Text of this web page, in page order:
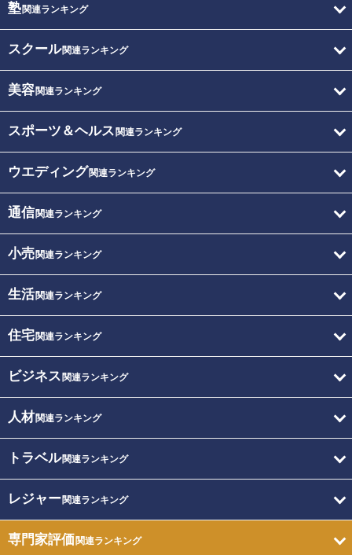
塾関連ランキング
スクール関連ランキング
美容関連ランキング
スポーツ＆ヘルス 関連ランキング
ウエディング関連ランキング
通信関連ランキング
小売関連ランキング
生活関連ランキング
住宅関連ランキング
ビジネス 関連ランキング
人材関連ランキング
トラベル関連ランキング
レジャー関連ランキング
専門家評価関連ランキング